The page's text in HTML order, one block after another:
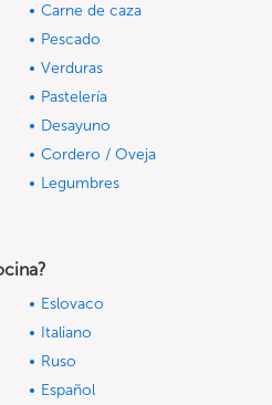
Carne de caza
Pescado
Verduras
Pastelería
Desayuno
Cordero / Oveja
Legumbres
Eslovaco
Italiano
Ruso
Español